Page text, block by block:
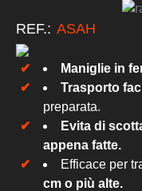
REF.: ASAH
Maniglie in
Trasporto
preparata.
Evita di
appena fatte.
Efficace per
cm o più alte.